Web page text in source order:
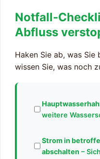
Notfall-
Abfluss
Haken Sie ab, was
wissen Sie, was noch
weitere
Strom in
abschalten –